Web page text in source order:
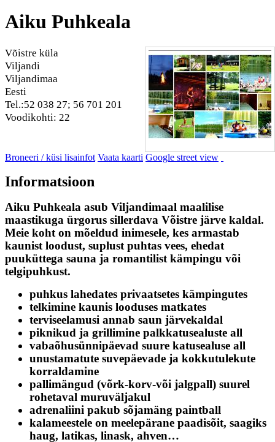
Aiku Puhkeala
Võistre küla
Viljandi
Viljandimaa
Eesti
Tel.:52 038 27; 56 701 201
Voodikohti: 22
Broneeri / küsi lisainfot Vaata kaarti Google street view
Informatsioon
Aiku Puhkeala asub Viljandimaal maalilise
maastikuga ürgorus sillerdava Võistre järve kaldal.
Meie koht on mõeldud inimesele, kes armastab
kaunist loodust, suplust puhtas vees, ehedat
puuküttega sauna ja romantilist kämpingu või
telgipuhkust.
puhkus lahedates privaatsetes kämpingutes
telkimine kaunis looduses matkates
terviseelamusi annab saun järvekaldal
piknikud ja grillimine palkkatusealuste all
vabaõhusünnipäevad suure katusealuse all
unustamatute suvepäevade ja kokkutulekute
korraldamine
pallimängud (võrk-korv-või jalgpall) suurel
rohetaval muruväljakul
adrenaliini pakub sõjamäng paintball
kalameestele on meelepärane paadisõit, saagiks
haug, latikas, linask, ahven…